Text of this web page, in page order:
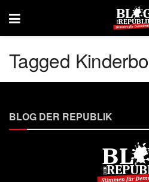
Tagged
BLOG DER REPUBLIK